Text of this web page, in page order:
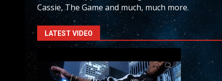
Cassie, The Game and much, much more.
LATEST VIDEO